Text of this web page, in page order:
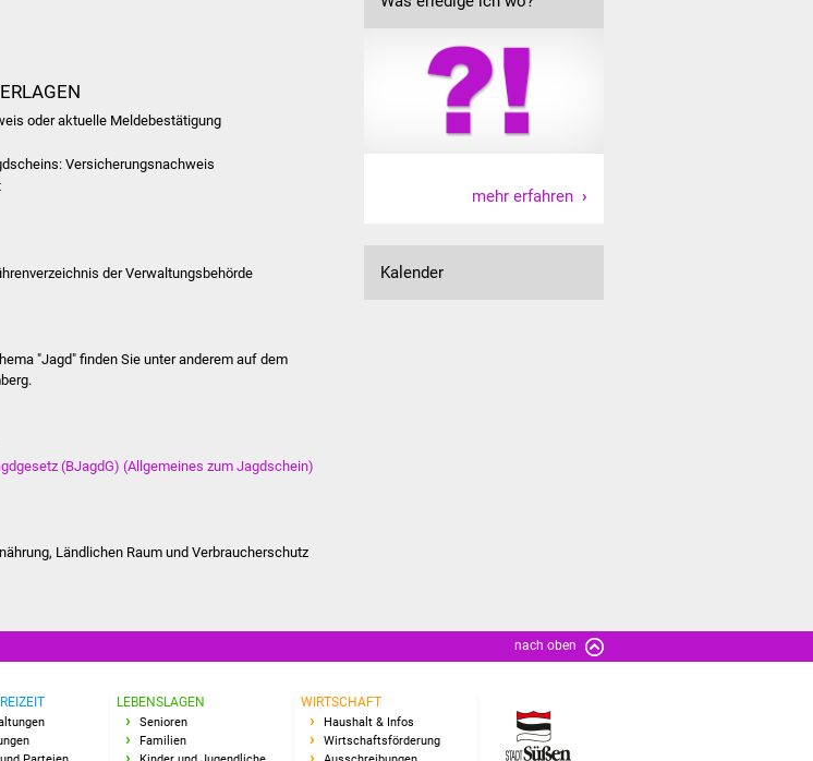
oder aktuelle Meldebestätigung
Versicherungsnachweis
der Verwaltungsbehörde
"Jagd" finden Sie unter anderem auf dem
(BJagdG) (Allgemeines zum Jagdschein)
Ländlichen Raum und Verbraucherschutz
mehr erfahren
Kalender
nach oben
LEBENSLAGEN
Senioren
Familien
WIRTSCHAFT
Haushalt & Infos
Wirtschaftsförderung